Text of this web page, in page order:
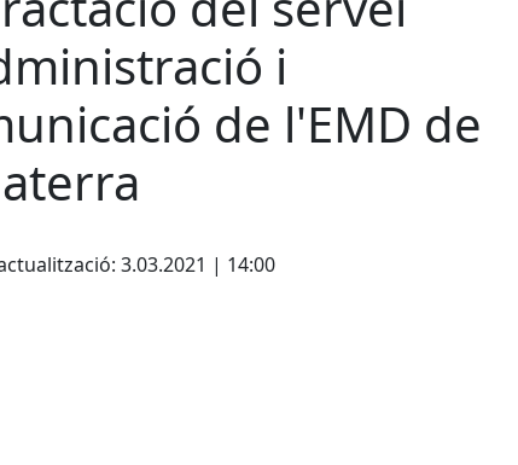
i
de l'EMD de
3.03.2021 | 14:00